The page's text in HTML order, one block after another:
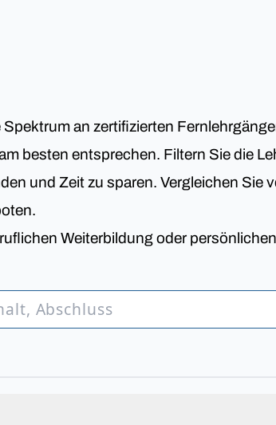
an zertifizierten
besten entsprechen. Filtern Sie die
und Zeit zu sparen. Vergleichen Sie
Weiterbildung oder